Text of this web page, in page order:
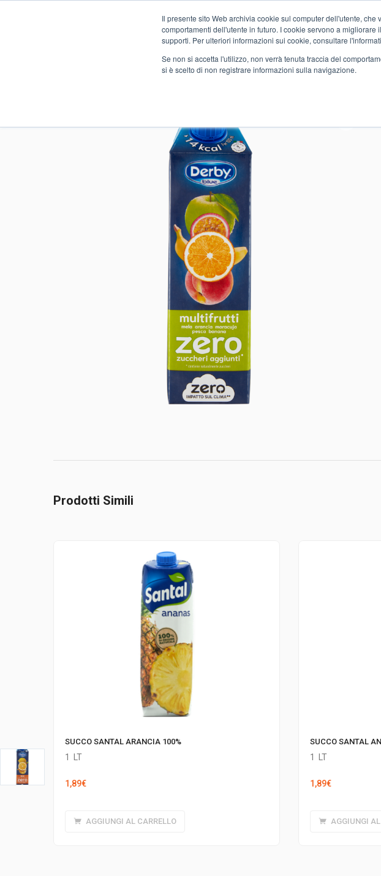
Il presente sito Web archivia cookie sul computer dell'utente,
comportamenti dell'utente in futuro. I cookie servono a
supporti. Per ulteriori informazioni sui cookie, consultare
Se non si accetta l'utilizzo, non verrà tenuta traccia del
si è scelto di non registrare informazioni sulla navigazione.
Novità Chi siamo Servizi
ALIMENTARI SUCCHI DI FRUTTA BEVANDA DERBY
Prodotti Simili
SUCCO SANTAL ARANCIA 100%
1 LT
1,89€
AGGIUNGI AL CARRELLO
SUCCO SANTAL
1 LT
1,89€
AGGIUNGI